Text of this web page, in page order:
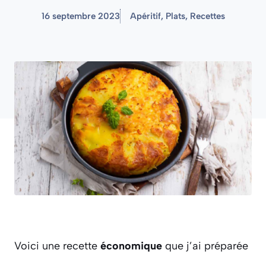
16 septembre 2023 Apéritif, Plats, Recettes
Voici une recette économique que j’ai préparée